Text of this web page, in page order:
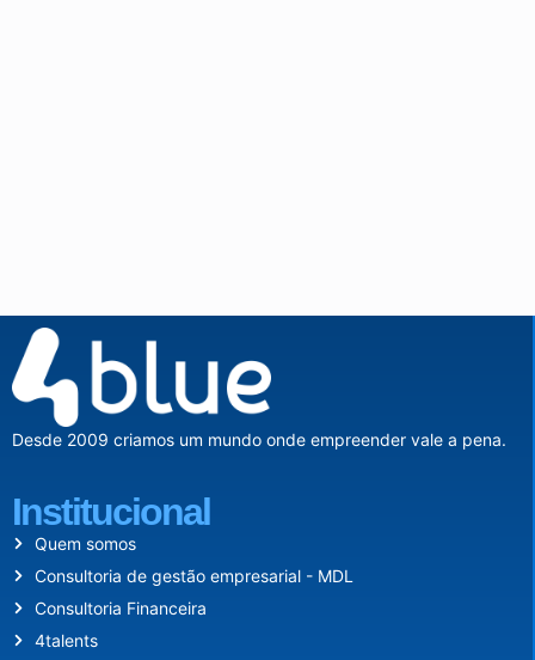
Desde 2009 criamos um mundo onde empreender vale a pena.
Institucional
Quem somos
Consultoria de gestão empresarial - MDL
Consultoria Financeira
4talents